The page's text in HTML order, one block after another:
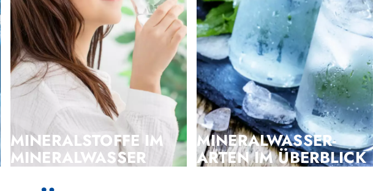
MINERALSTOFFE IM
MINERALWASSER
MINERALWASSER-
ARTEN IM ÜBERBLICK